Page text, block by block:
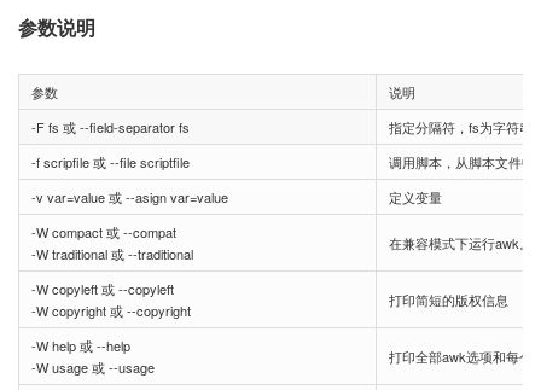
参数说明
参数
说明
-F fs 或 --field-separator fs
指定分隔符，fs为字符串
-f scripfile 或 --file scriptfile
调用脚本，从脚本文件中
-v var=value 或 --asign var=value
定义变量
-W compact 或 --compat
-W traditional 或 --traditional
在兼容模式下运行awk。
-W copyleft 或 --copyleft
-W copyright 或 --copyright
打印简短的版权信息
-W help 或 --help
-W usage 或 --usage
打印全部awk选项和每个